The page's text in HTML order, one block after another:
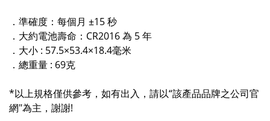
．準確度：每個月 ±15 秒
．大約電池壽命：CR2016 為 5 年
．大小 : 57.5×53.4×18.4毫米
．總重量 : 69克
*以上規格僅供參考，如有出入，請以“該產品品牌之公司官
網"為主，謝謝!